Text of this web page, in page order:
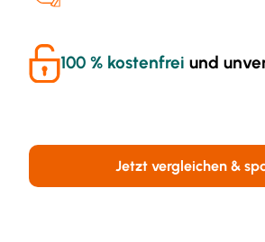
100 % kostenfrei und
Jetzt vergleichen &